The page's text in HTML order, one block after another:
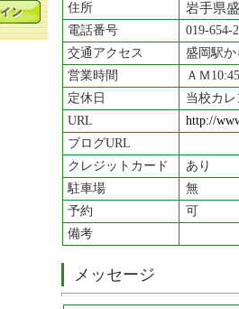
住所 岩手県
電話番号
019-654-
交通アクセス
盛岡駅
営業時間
ＡＭ
定休日
当校カ
URL
http://
ブログURL
クレジットカード
あり
駐車場
無
予約
可
備考
メッセージ